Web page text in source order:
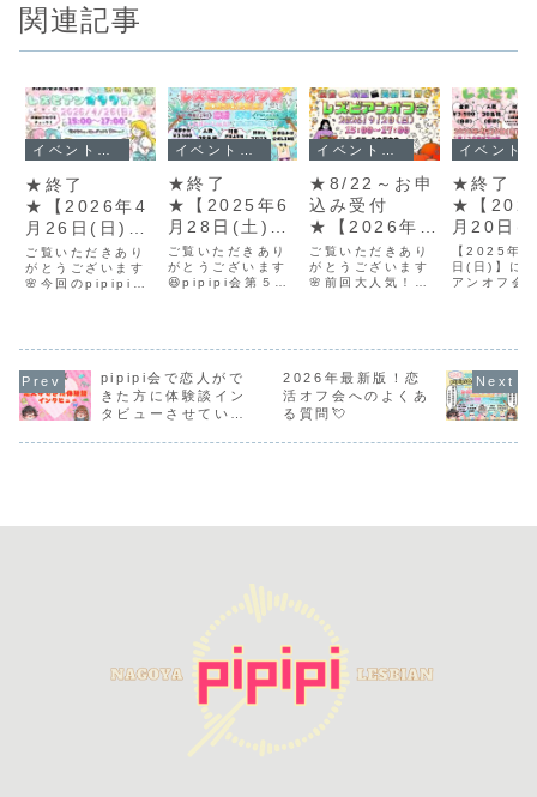
関連記事
★終了
★【2026年4
月26日(日)】
pipipi会レズ
ビアンオタク
オフ会🧚
ご覧いただきあり
がとうございます
🌸今回のpipipi会
会📲を開催しま
す！🪄アニメが好
き！！🪄漫画が好
き！！🪄ゲームが
★終了
★【2025年6
月28日(土)】
pipipi会第5
回恋活＆友活
レズビアンオ
ご覧いただきあり
がとうございます
😆pipipi会第５回
フ会開催決定！🌈
pipipi会第５回ビ
アンオフ会の詳細
🌈今回は恋活＆友
★8/22～お申
込み受付
★【2026年9
月20日(日)】
pipipi会読
書・映画・美
🎥🖼️
ご覧いただきあり
がとうございます
🌸前回大人気！大
画・美術好きレズ
ビアンオフ会📖🎥
🖼️秋といえば…📚
読書が好き！🎬映
★終了
★【
月20日(
pipipi会
回恋活レ
アンオフ
【2025年4
日(日)】に
アンオフ会
があります
る方はHPを
ク！
pipipi会で恋人がで
きた方に体験談イン
タビューさせていた
2026年最新版！恋
活オフ会へのよくあ
る質問💘